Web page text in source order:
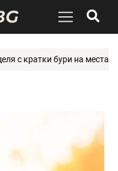
бури на места